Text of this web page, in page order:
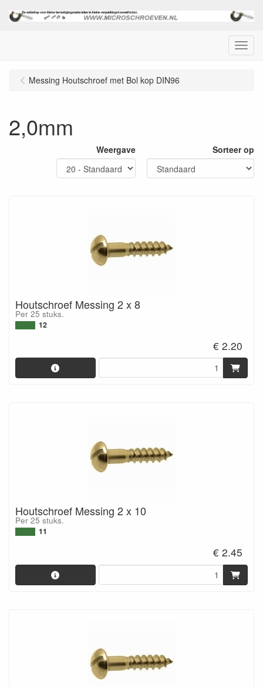
Menu
Messing Houtschroef met Bol kop DIN96
2,0mm
Weergave Sorteer op
Houtschroef Messing 2 x 8
Per 25 stuks.
12
€ 2.20
Houtschroef Messing 2 x 10
Per 25 stuks.
11
€ 2.45